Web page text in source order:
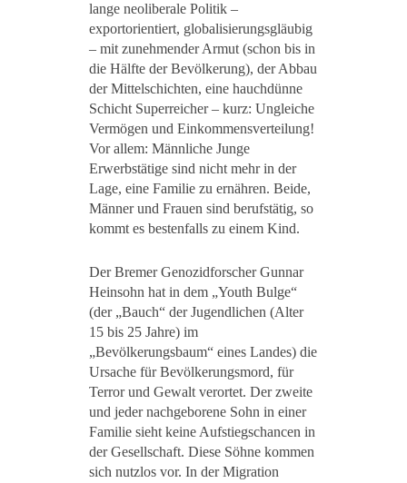
lange neoliberale Politik –
exportorientiert, globalisierungsgläubig
– mit zunehmender Armut (schon bis in
die Hälfte der Bevölkerung), der Abbau
der Mittelschichten, eine hauchdünne
Schicht Superreicher – kurz: Ungleiche
Vermögen und Einkommensverteilung!
Vor allem: Männliche Junge
Erwerbstätige sind nicht mehr in der
Lage, eine Familie zu ernähren. Beide,
Männer und Frauen sind berufstätig, so
kommt es bestenfalls zu einem Kind.
Der Bremer Genozidforscher Gunnar
Heinsohn hat in dem „Youth Bulge“
(der „Bauch“ der Jugendlichen (Alter
15 bis 25 Jahre) im
„Bevölkerungsbaum“ eines Landes) die
Ursache für Bevölkerungsmord, für
Terror und Gewalt verortet. Der zweite
und jeder nachgeborene Sohn in einer
Familie sieht keine Aufstiegschancen in
der Gesellschaft. Diese Söhne kommen
sich nutzlos vor. In der Migration